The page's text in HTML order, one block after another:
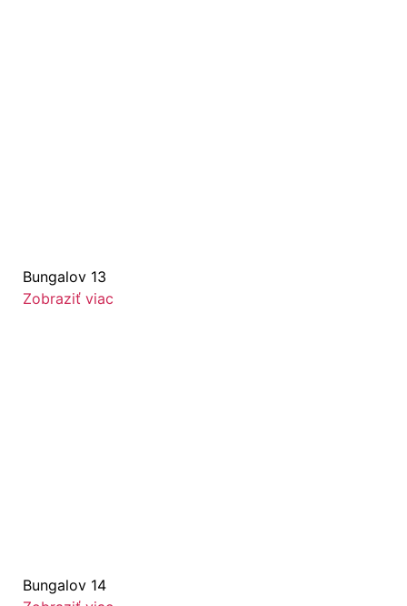
Bungalov 13
Zobraziť viac
Bungalov 14